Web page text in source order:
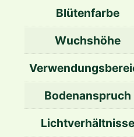
Blütenfarbe
Wuchshöhe
Bodenanspruch
Lichtverhältnisse